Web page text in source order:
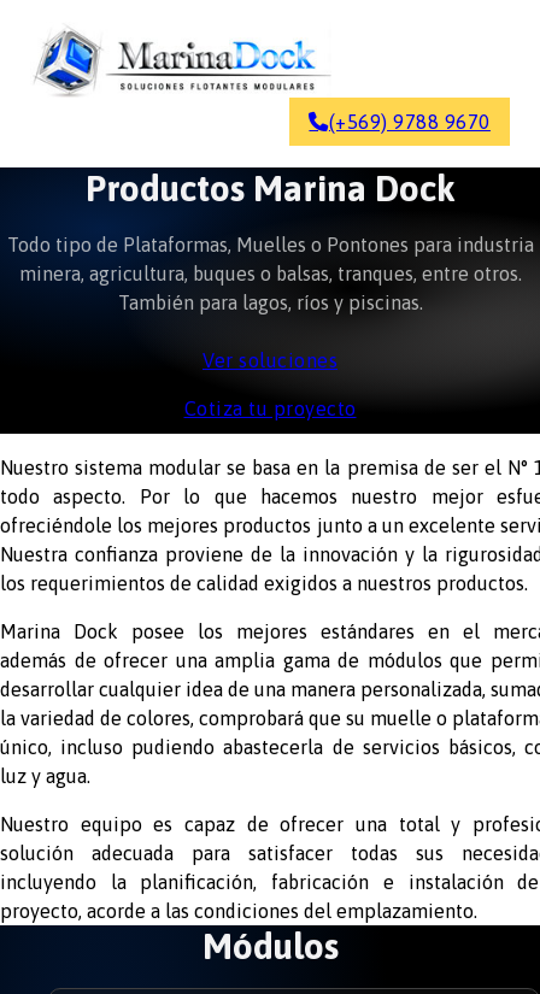
(+569) 9788 9670
Productos Marina Dock
Todo tipo de Plataformas, Muelles o Pontones para industria
minera, agricultura, buques o balsas, tranques, entre otros.
También para lagos, ríos y piscinas.
Ver soluciones
Cotiza tu proyecto
Nuestro sistema modular se basa en la premisa de ser el N°
todo aspecto. Por lo que hacemos nuestro mejor
ofreciéndole los mejores productos junto a un excelente
Nuestra confianza proviene de la innovación y la
los requerimientos de calidad exigidos a nuestros productos.
Marina Dock posee los mejores estándares en el
además de ofrecer una amplia gama de módulos que
desarrollar cualquier idea de una manera personalizada,
la variedad de colores, comprobará que su muelle o
único, incluso pudiendo abastecerla de servicios básicos,
luz y agua.
Nuestro equipo es capaz de ofrecer una total y
solución adecuada para satisfacer todas sus
incluyendo la planificación, fabricación e instalación
proyecto, acorde a las condiciones del emplazamiento.
Módulos